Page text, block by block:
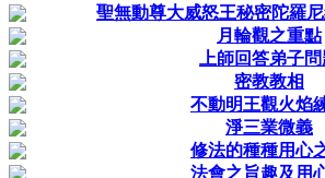
聖無動尊大威怒王秘密陀羅
月輪觀之重點
上師回答弟子問
密教教相
不動明王觀火焰
淨三業微義
修法的種種用心
法會之旨趣及用